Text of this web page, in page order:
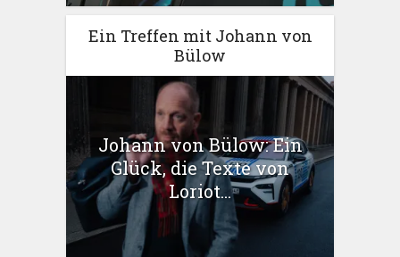
Ein Treffen mit Johann von
Bülow
Johann von Bülow: Ein
Glück, die Texte von
Loriot...